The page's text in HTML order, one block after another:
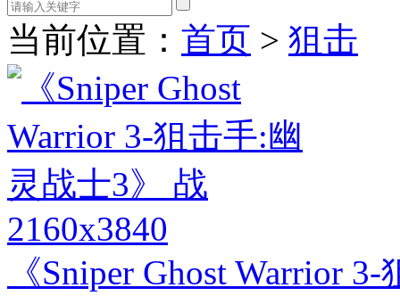
当前位置： 首页 > 狙击
2160x3840
《Sniper Ghost Warrior